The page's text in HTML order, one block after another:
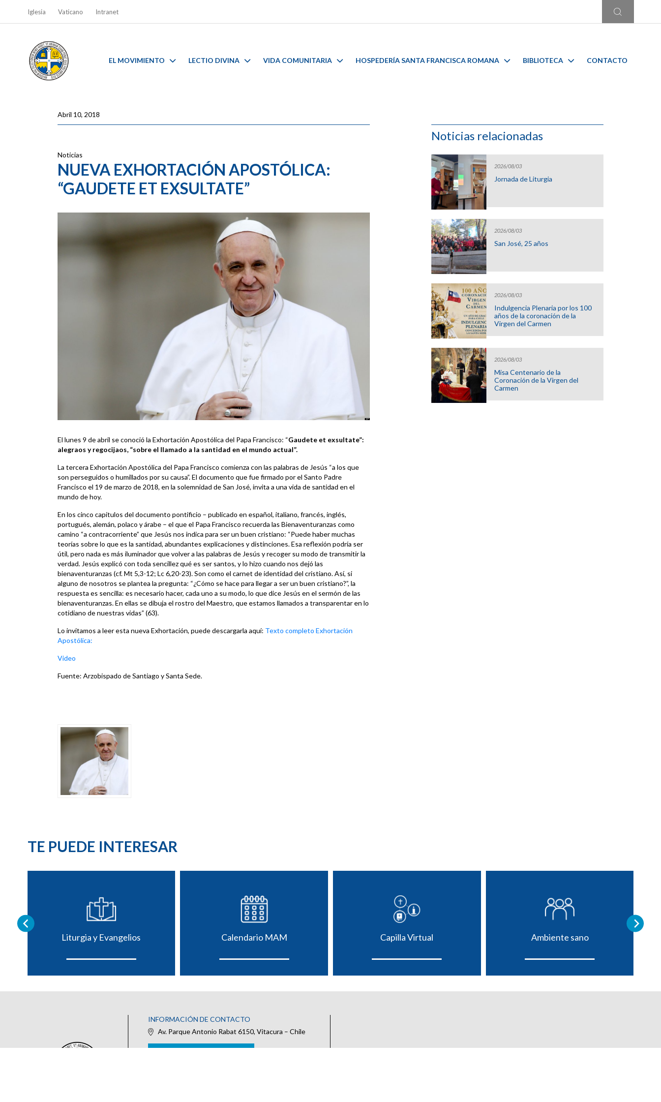
Iglesia Vaticano Intranet
EL MOVIMIENTO LECTIO DIVINA VIDA COMUNITARIA HOSPEDERÍA SANTA FRANCISCA ROMANA BIBLIOTECA CONTACTO
Abril 10, 2018
Noticias
NUEVA EXHORTACIÓN APOSTÓLICA:
“GAUDETE ET EXSULTATE”
El lunes 9 de abril se conoció la Exhortación Apostólica del Papa Francisco: “Gaudete et exsultate”:
alegraos y regocijaos, “sobre el llamado a la santidad en el mundo actual”.
La tercera Exhortación Apostólica del Papa Francisco comienza con las palabras de Jesús “a los que
son perseguidos o humillados por su causa”. El documento que fue firmado por el Santo Padre
Francisco el 19 de marzo de 2018, en la solemnidad de San José, invita a una vida de santidad en el
mundo de hoy.
En los cinco capítulos del documento pontificio – publicado en español, italiano, francés, inglés,
portugués, alemán, polaco y árabe – el que el Papa Francisco recuerda las Bienaventuranzas como
camino “a contracorriente” que Jesús nos indica para ser un buen cristiano: “Puede haber muchas
teorías sobre lo que es la santidad, abundantes explicaciones y distinciones. Esa reflexión podría ser
útil, pero nada es más iluminador que volver a las palabras de Jesús y recoger su modo de transmitir la
verdad. Jesús explicó con toda sencillez qué es ser santos, y lo hizo cuando nos dejó las
bienaventuranzas (cf. Mt 5,3-12; Lc 6,20-23). Son como el carnet de identidad del cristiano. Así, si
alguno de nosotros se plantea la pregunta: “¿Cómo se hace para llegar a ser un buen cristiano?”, la
respuesta es sencilla: es necesario hacer, cada uno a su modo, lo que dice Jesús en el sermón de las
bienaventuranzas. En ellas se dibuja el rostro del Maestro, que estamos llamados a transparentar en lo
cotidiano de nuestras vidas” (63).
Lo invitamos a leer esta nueva Exhortación, puede descargarla aquí: Texto completo Exhortación
Apostólica:
Video
Fuente: Arzobispado de Santiago y Santa Sede.
Noticias relacionadas
2026/08/03
Jornada de Liturgia
2026/08/03
San José, 25 años
2026/08/03
Indulgencia Plenaria por los 100
años de la coronación de la
Virgen del Carmen
2026/08/03
Misa Centenario de la
Coronación de la Virgen del
Carmen
TE PUEDE INTERESAR
Liturgia y Evangelios Calendario MAM Capilla Virtual Ambiente sano
INFORMACIÓN DE CONTACTO
Av. Parque Antonio Rabat 6150, Vitacura – Chile